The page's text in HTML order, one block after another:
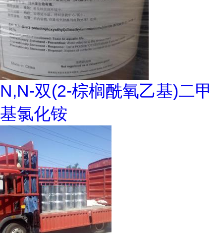
N,N-双(2-棕榈酰氧乙基)二甲
基氯化铵